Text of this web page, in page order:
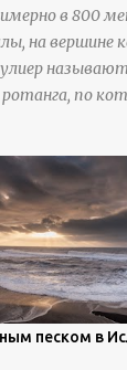
в 800
на вершине
по
защитными
деревни
вершины
их
что в
среда,
хозяйства
песком в